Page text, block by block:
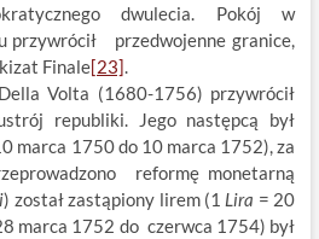
dwulecia. Pokój w
przywrócił przedwojenne granice,
Finale[23].
Volta (1680-1756) przywrócił
republiki. Jego następcą był
marca 1750 do 10 marca 1752), za
reformę monetarną
) został zastąpiony lirem (1 Lira = 20
marca 1752 do czerwca 1754) był